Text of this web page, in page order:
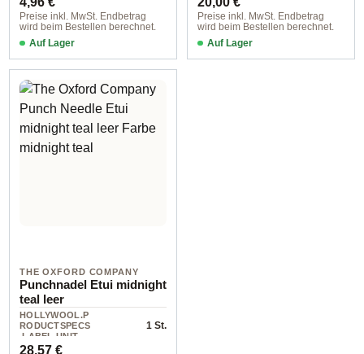
Preise inkl. MwSt. Endbetrag
wird beim Bestellen berechnet.
Auf Lager
Preise inkl. MwSt. Endbetrag
wird beim Bestellen berechnet.
Auf Lager
THE OXFORD COMPANY
Punchnadel Etui midnight
teal leer
HOLLYWOOL.P
RODUCTSPECS
.LABEL.UNIT
1 St.
Regulärer Preis:
28,57 €